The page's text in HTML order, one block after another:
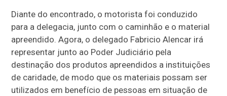
Diante do encontrado, o motorista foi conduzido
para a delegacia, junto com o caminhão e o material
apreendido. Agora, o delegado Fabricio Alencar irá
representar junto ao Poder Judiciário pela
destinação dos produtos apreendidos a instituições
de caridade, de modo que os materiais possam ser
utilizados em benefício de pessoas em situação de